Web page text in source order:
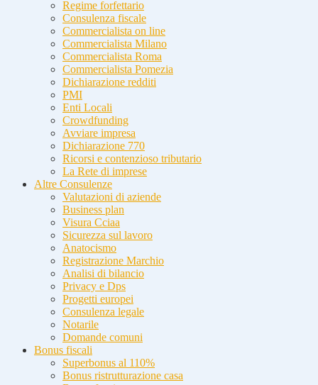
Regime forfettario
Consulenza fiscale
Commercialista on line
Commercialista Milano
Commercialista Roma
Commercialista Pomezia
Dichiarazione redditi
PMI
Enti Locali
Crowdfunding
Avviare impresa
Dichiarazione 770
Ricorsi e contenzioso tributario
La Rete di imprese
Altre Consulenze
Valutazioni di aziende
Business plan
Visura Cciaa
Sicurezza sul lavoro
Anatocismo
Registrazione Marchio
Analisi di bilancio
Privacy e Dps
Progetti europei
Consulenza legale
Notarile
Domande comuni
Bonus fiscali
Superbonus al 110%
Bonus ristrutturazione casa